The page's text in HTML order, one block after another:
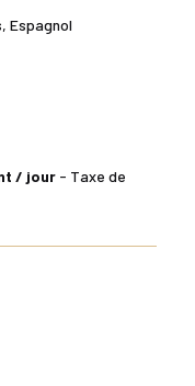
Espagnol
/ jour - Taxe de